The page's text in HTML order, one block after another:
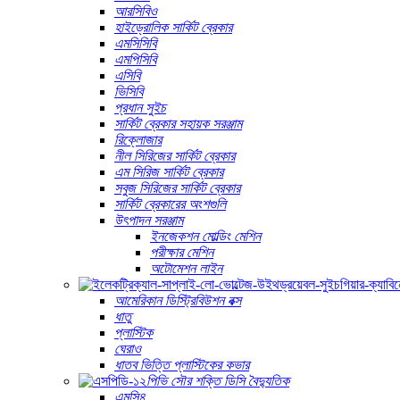
আরসিবিও
হাইড্রোলিক সার্কিট ব্রেকার
এমসিসিবি
এমপিসিবি
এসিবি
ভিসিবি
প্রধান সুইচ
সার্কিট ব্রেকার সহায়ক সরঞ্জাম
রিক্লোজার
নীল সিরিজের সার্কিট ব্রেকার
এম সিরিজ সার্কিট ব্রেকার
সবুজ সিরিজের সার্কিট ব্রেকার
সার্কিট ব্রেকারের অংশগুলি
উৎপাদন সরঞ্জাম
ইনজেকশন মোল্ডিং মেশিন
পরীক্ষার মেশিন
অটোমেশন লাইন
আমেরিকান ডিস্ট্রিবিউশন বক্স
ধাতু
প্লাস্টিক
ঘেরাও
ধাতব ভিত্তি প্লাস্টিকের কভার
পিভি সৌর শক্তি ডিসি বৈদ্যুতিক
এমসি৪